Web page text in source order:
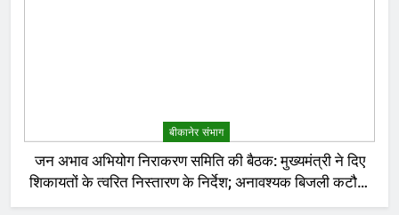
बीकानेर संभाग
जन अभाव अभियोग निराकरण समिति की बैठक: मुख्यमंत्री ने दिए
शिकायतों के त्वरित निस्तारण के निर्देश; अनावश्यक बिजली कटौती
पर सख्त रुख